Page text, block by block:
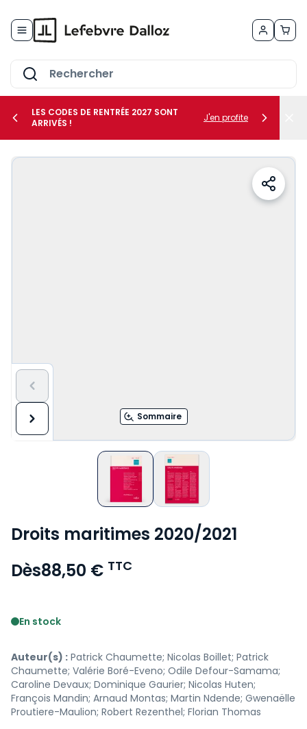
le sous-menu Vos métiers
LES CODES DE RENTRÉE 2027 SONT
ARRIVÉS !
J'en profite
Sommaire
Droits maritimes 2020/2021
Dès88,50 € TTC
En stock
Auteur(s) : Patrick Chaumette; Nicolas Boillet; Patrick
Chaumette; Valérie Boré-Eveno; Odile Defour-Samama;
Caroline Devaux; Dominique Gaurier; Nicolas Huten;
François Mandin; Arnaud Montas; Martin Ndende; Gwenaëlle
Proutiere-Maulion; Robert Rezenthel; Florian Thomas